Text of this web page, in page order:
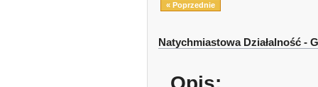
« Poprzednie
Natychmiastowa Działalność -